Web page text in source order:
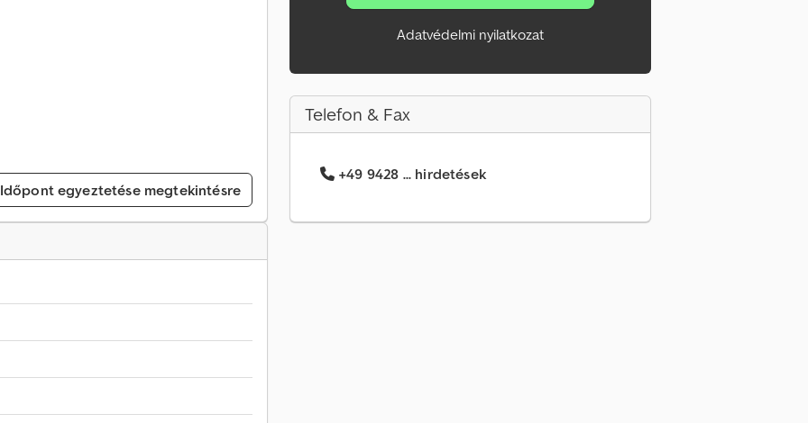
Időpont egyeztetése megtekintésre
Adatvédelmi nyilatkozat
Telefon & Fax
+49 9428 ... hirdetések